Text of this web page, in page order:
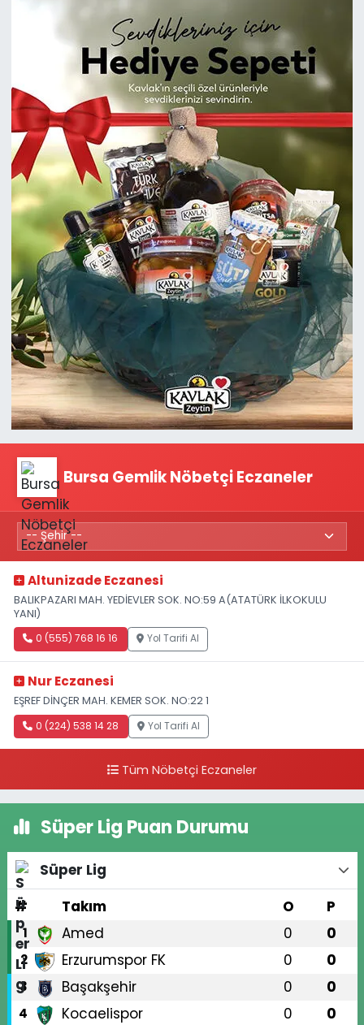
Bursa Gemlik Nöbetçi Eczaneler
Altunizade Eczanesi
BALIKPAZARI MAH. YEDİEVLER SOK. NO:59 A(ATATÜRK İLKOKULU
YANI)
0 (555) 768 16 16 Yol Tarifi Al
Nur Eczanesi
EŞREF DİNÇER MAH. KEMER SOK. NO:22 1
0 (224) 538 14 28 Yol Tarifi Al
Tüm Nöbetçi Eczaneler
Süper Lig Puan Durumu
Süper Lig
#
Takım O P
1 Amed 0 0
2 Erzurumspor FK 0 0
3 Başakşehir 0 0
4 Kocaelispor 0 0